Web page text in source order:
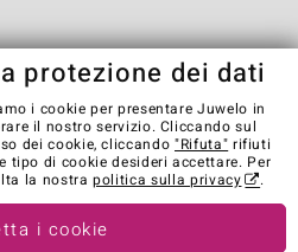
Informativa Privacy
Cookies
Recedere dal contratto
in other countries:
protezione dei dati
i cookie per presentare Juwelo in
il nostro servizio. Cliccando sul
dei cookie, cliccando "Rifuta" rifiuti
tipo di cookie desideri accettare. Per
la nostrapolitica sulla privacy .
i cookie